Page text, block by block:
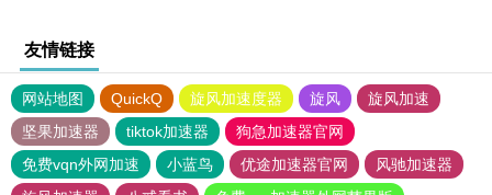
友情链接
网站地图 QuickQ 旋风加速度器 旋风
旋风加速
坚果加速器
tiktok加速器
狗急加速器官网
免费vqn外网加速
小蓝鸟 优途加速器官网
风驰加速器